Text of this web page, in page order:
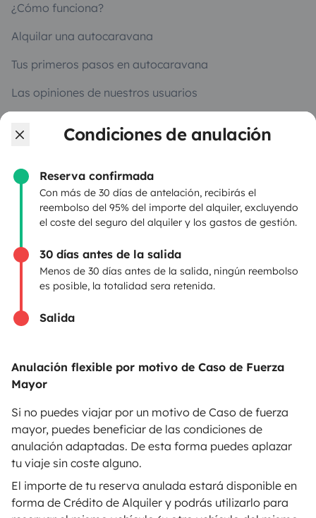
Condiciones de anulación
Reserva confirmada
Con más de 30 días de antelación, recibirás el
reembolso del 95% del importe del alquiler, excluyendo
el coste del seguro del alquiler y los gastos de gestión.
30 días antes de la salida
Menos de 30 días antes de la salida, ningún reembolso
es posible, la totalidad sera retenida.
Salida
Anulación flexible por motivo de Caso de Fuerza
Mayor
Si no puedes viajar por un motivo de Caso de fuerza
mayor, puedes beneficiar de las condiciones de
anulación adaptadas. De esta forma puedes aplazar
tu viaje sin coste alguno.
El importe de tu reserva anulada estará disponible en
forma de Crédito de Alquiler y podrás utilizarlo para
¿Cómo funciona?
Alquilar una autocaravana
Tus primeros pasos en autocaravana
Las opiniones de nuestros usuarios
PROPIETARIOS
Anunciar un vehículo
Seguros de alquiler
Asistencias de alquiler
Ayuda propietario
Medios de pago seguros Pago en varios plazos
Descargar en
App Store
Disponible en